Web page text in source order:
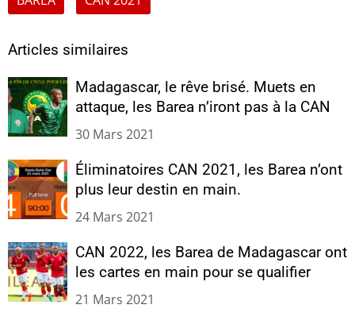
Articles similaires
Madagascar, le rêve brisé. Muets en
attaque, les Barea n’iront pas à la CAN
30 Mars 2021
Éliminatoires CAN 2021, les Barea n’ont
plus leur destin en main.
24 Mars 2021
CAN 2022, les Barea de Madagascar ont
les cartes en main pour se qualifier
21 Mars 2021